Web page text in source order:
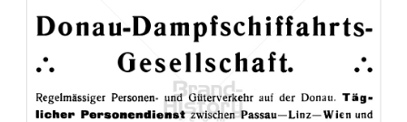
Einst und Heute
Marken
Konzerne